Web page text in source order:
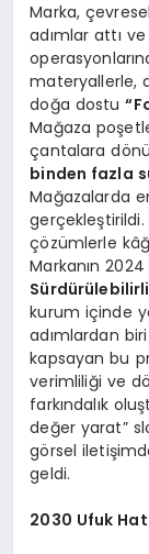
Marka,
adımlar attı ve
materyallerle,
doğa dostu
Mağaza
çantalara
binden fazla
Mağazalarda
çözümlerle
Markanın 2024
kurum içinde
adımlardan
kapsayan bu
verimliliği ve
farkındalık
değer yarat”
görsel
geldi.
2030 Ufuk